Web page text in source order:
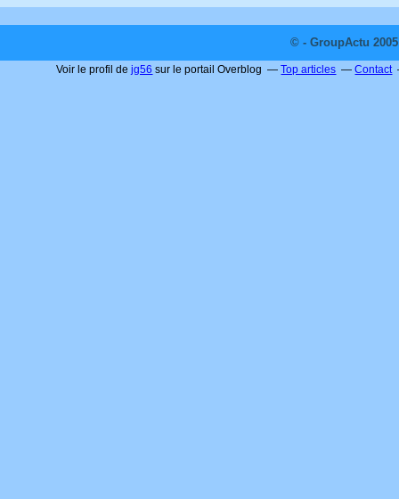
© - GroupActu
Voir le profil dejg56 sur le portail Overblog Top articles Contact